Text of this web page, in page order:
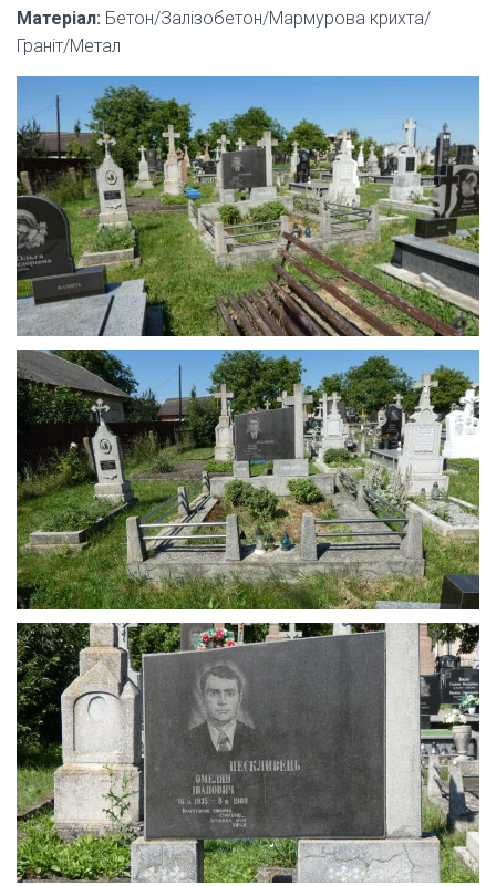
Матеріал: Бетон/Залізобетон/Мармурова крихта/
Граніт/Метал